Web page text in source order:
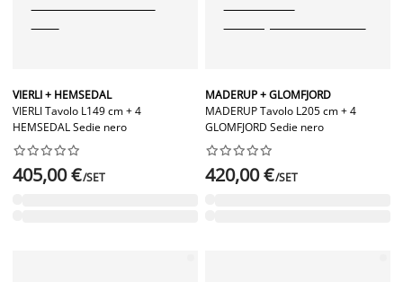
VIERLI + HEMSEDAL
VIERLI Tavolo L149 cm + 4
HEMSEDAL Sedie nero






405,00 €/SET
MADERUP + GLOMFJORD
MADERUP Tavolo L205 cm + 4
GLOMFJORD Sedie nero






420,00 €/SET